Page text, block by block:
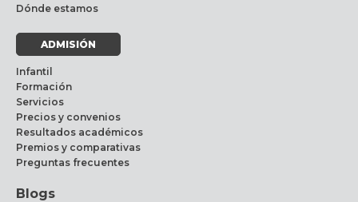
Dónde estamos
ADMISIÓN
Infantil
Formación
Servicios
Precios y convenios
Resultados académicos
Premios y comparativas
Preguntas frecuentes
Blogs